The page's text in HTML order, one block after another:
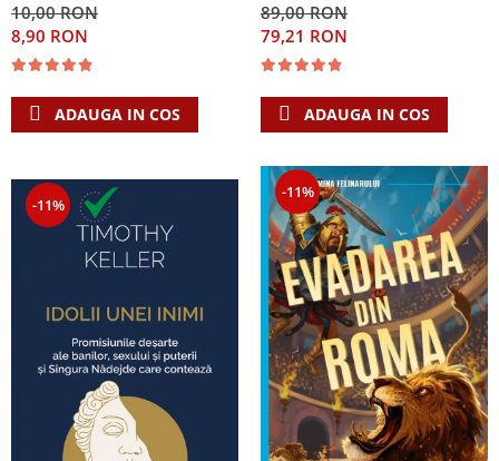
10,00 RON
8,90 RON
ADAUGA IN COS
89,00 RON
79,21 RON
ADAUGA IN COS
-11%
-11%